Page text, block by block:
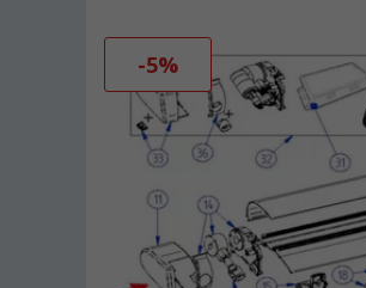
-5%